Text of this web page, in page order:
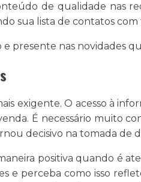
de qualidade nas
sua lista de contatos com
presente nas novidades
exigente. O acesso à
É necessário muito
decisivo na tomada de
positiva quando é
e perceba como isso